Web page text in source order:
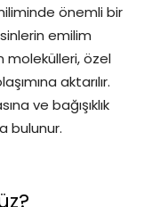
önemli bir
emilim
molekülleri, özel
aktarılır.
ve bağışıklık
bulunur.